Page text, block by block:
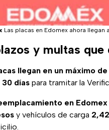
Las placas en Edomex ahora llegan
y multas que
llegan en un máximo
30 días para tramitar la
en Edomex
y vehículos de carga